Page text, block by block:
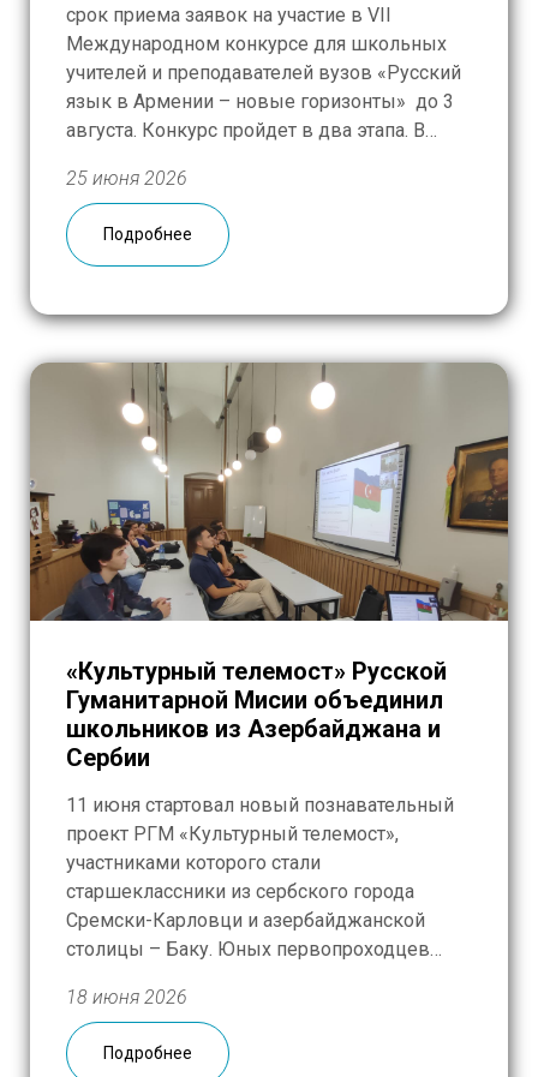
срок приема заявок на участие в VII
Международном конкурсе для школьных
учителей и преподавателей вузов «Русский
язык в Армении – новые горизонты» до 3
августа. Конкурс пройдет в два этапа. В
участники направляют эссе на
тему «Русский язык: вечные ценности и
новые смыслы для будущих поколений». Во
25 июня 2026
Подробнее
«Культурный телемост» Русской
Гуманитарной Мисии объединил
школьников из Азербайджана и
Сербии
11 июня стартовал новый познавательный
проект РГМ «Культурный телемост»,
участниками которого стали
старшеклассники из сербского города
Сремски-Карловци и азербайджанской
столицы – Баку. Юных первопроходцев
любимое кино, игры, книги и блоги, но и
изучение русского языка, на котором
прошла встреча. Подростки рассказали друг
18 июня 2026
Подробнее